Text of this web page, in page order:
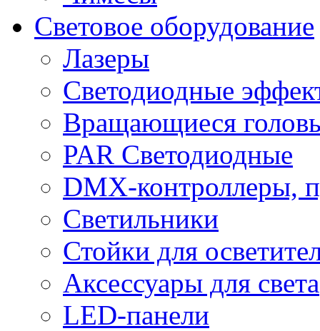
Световое оборудование
Лазеры
Светодиодные
Вращающиеся
PAR Светодиодные
DMX-контроллеры,
Светильники
Стойки для
Аксессуары для света
LED-панели